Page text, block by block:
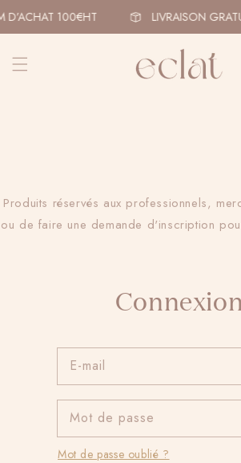
passer
au
D’ACHAT 100€HT LIVRAISON
Produits réservés aux professionnels,
ou de faire une demande d'inscription
Connexion
E-mail
Mot de passe
Mot de passe oublié ?